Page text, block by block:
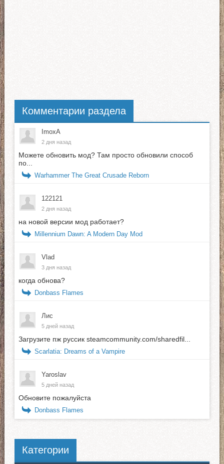
Комментарии раздела
ImoxA
2 дня назад
Можете обновить мод? Там просто обновили способ
по...
Warhammer The Great Crusade Reborn
122121
2 дня назад
на новой версии мод работает?
Millennium Dawn: A Modern Day Mod
Vlad
3 дня назад
когда обнова?
Donbass Flames
Лис
5 дней назад
Загрузите пж руссик steamcommunity.com/sharedfil...
Scarlatia: Dreams of a Vampire
Yaroslav
5 дней назад
Обновите пожалуйста
Donbass Flames
Категории